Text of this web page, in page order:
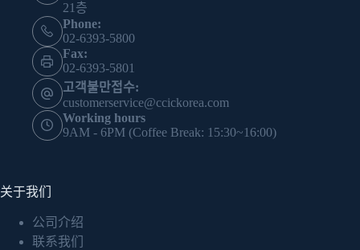
21층
Phone:
02-6393-5800
Fax:
02-6393-5801
고객불만접수:
customerservice@ccickorea.com
Working hours
9AM - 6PM (Coffee Break: 15:30~16:00)
关于我们
公司介绍
联系我们